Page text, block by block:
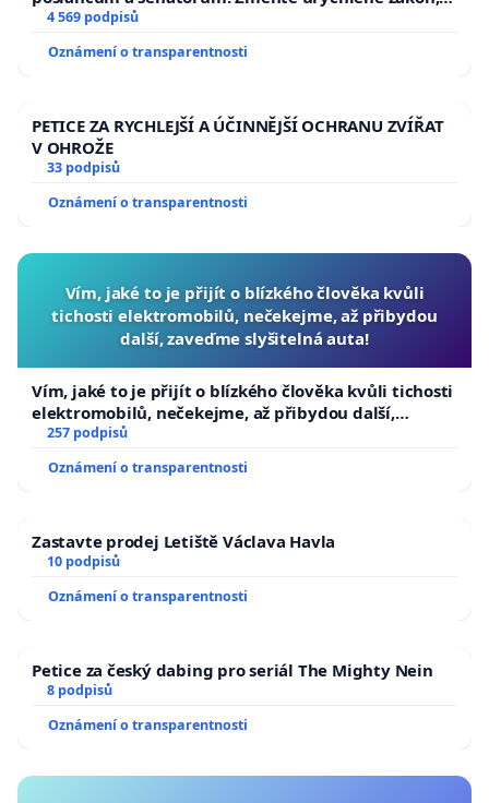
aby se tragédie malé Viktorky už nemohla opakovat!
4 569 podpisů
Oznámení o transparentnosti
PETICE ZA RYCHLEJŠÍ A ÚČINNĚJŠÍ OCHRANU ZVÍŘAT
V OHROŽE
33 podpisů
Oznámení o transparentnosti
Vím, jaké to je přijít o blízkého člověka kvůli
tichosti elektromobilů, nečekejme, až přibydou
další, zaveďme slyšitelná auta!
Vím, jaké to je přijít o blízkého člověka kvůli tichosti
elektromobilů, nečekejme, až přibydou další,
zaveďme slyšitelná auta!
257 podpisů
Oznámení o transparentnosti
Zastavte prodej Letiště Václava Havla
10 podpisů
Oznámení o transparentnosti
Petice za český dabing pro seriál The Mighty Nein
8 podpisů
Oznámení o transparentnosti